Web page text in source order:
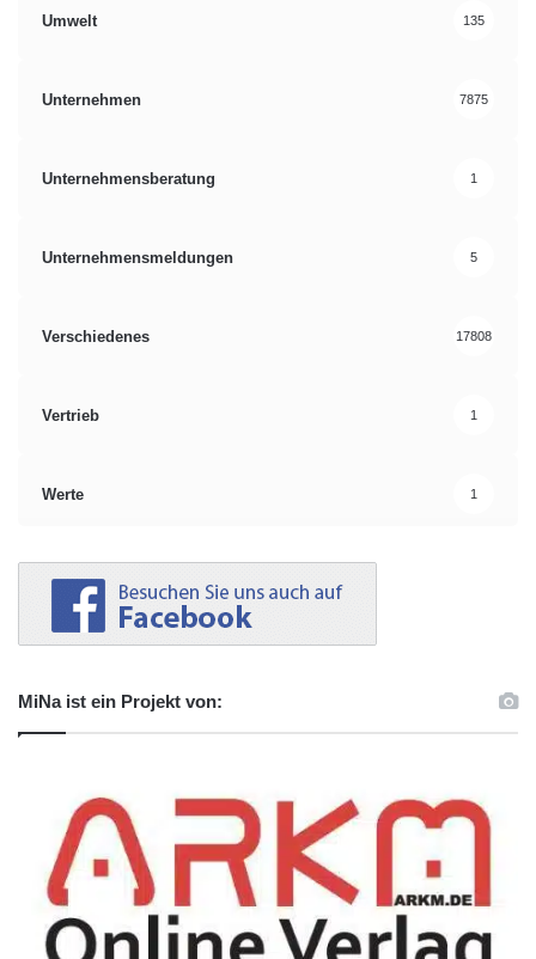
Umwelt 135
Unternehmen 7875
Unternehmensberatung 1
Unternehmensmeldungen 5
Verschiedenes 17808
Vertrieb 1
Werte 1
MiNa ist ein Projekt von: